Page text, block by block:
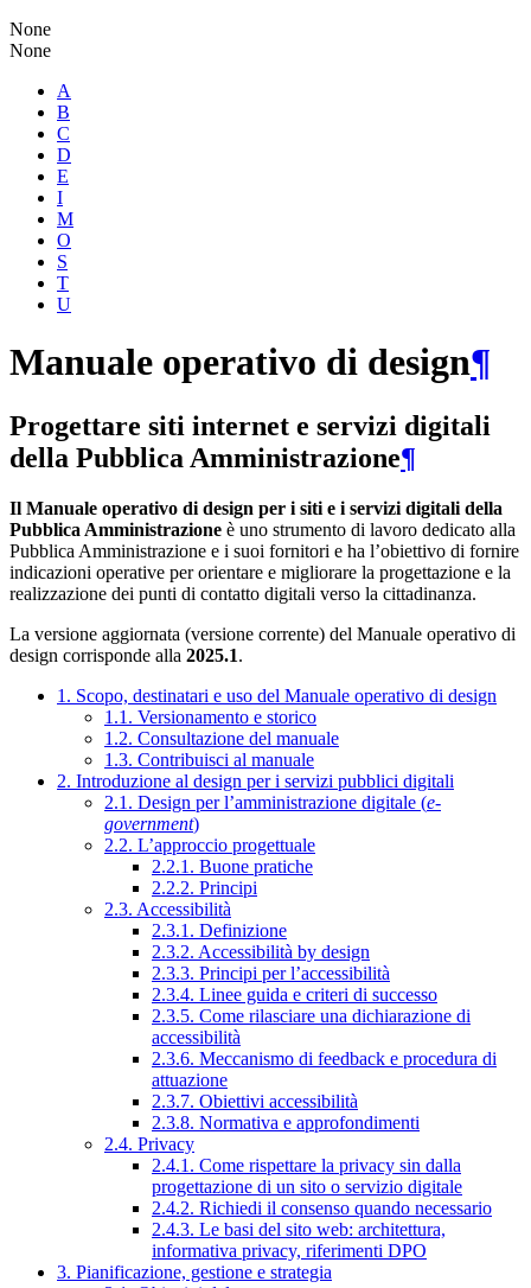
None
None
A
B
C
D
E
I
M
O
S
T
U
Manuale operativo di design¶
Progettare siti internet e servizi digitali
della Pubblica Amministrazione¶
Il Manuale operativo di design per i siti e i servizi digitali della
Pubblica Amministrazione è uno strumento di lavoro dedicato alla
Pubblica Amministrazione e i suoi fornitori e ha l’obiettivo di fornire
indicazioni operative per orientare e migliorare la progettazione e la
realizzazione dei punti di contatto digitali verso la cittadinanza.
La versione aggiornata (versione corrente) del Manuale operativo di
design corrisponde alla 2025.1.
1. Scopo, destinatari e uso del Manuale operativo di design
1.1. Versionamento e storico
1.2. Consultazione del manuale
1.3. Contribuisci al manuale
2. Introduzione al design per i servizi pubblici digitali
2.1. Design per l’amministrazione digitale (e-
government)
2.2. L’approccio progettuale
2.2.1. Buone pratiche
2.2.2. Principi
2.3. Accessibilità
2.3.1. Definizione
2.3.2. Accessibilità by design
2.3.3. Principi per l’accessibilità
2.3.4. Linee guida e criteri di successo
2.3.5. Come rilasciare una dichiarazione di
accessibilità
2.3.6. Meccanismo di feedback e procedura di
attuazione
2.3.7. Obiettivi accessibilità
2.3.8. Normativa e approfondimenti
2.4. Privacy
2.4.1. Come rispettare la privacy sin dalla
progettazione di un sito o servizio digitale
2.4.2. Richiedi il consenso quando necessario
2.4.3. Le basi del sito web: architettura,
informativa privacy, riferimenti DPO
3. Pianificazione, gestione e strategia